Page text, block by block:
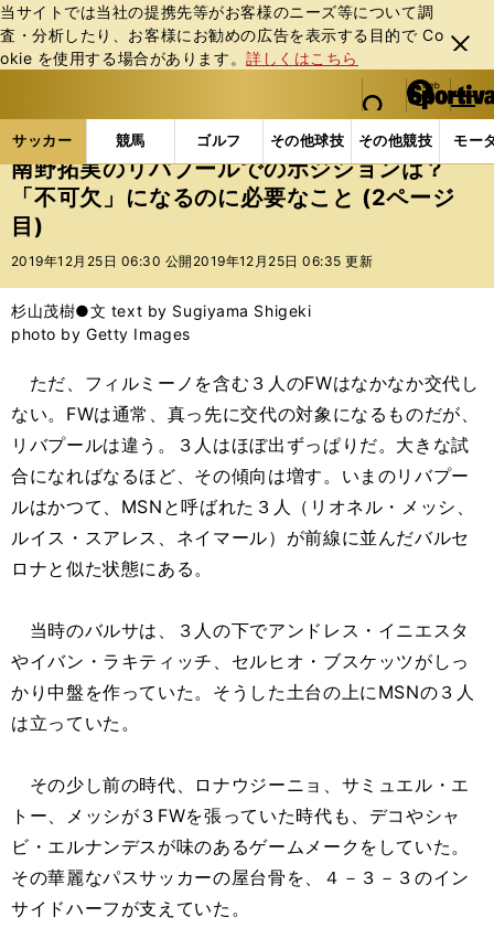
当サイトでは当社の提携先等がお客様のニーズ等について調
査・分析したり、お客様にお勧めの広告を表⽰する⽬的で Co
okie を使⽤する場合があります。詳しくはこちら
閉じ
る
web Sportiva (webスポルティーバ)
検索
マイペ
ー
ジ
メニュ
サッカー 競馬 ゴルフ その他球技 その他競技 モー
ス
ポ
ル
テ
ー
バ
サッカーの記事一覧 海外サッカー 海外サッカー
南野拓実のリバプールでのポジションは？
「不可欠」になるのに必要なこと (2ページ
目)
2019年12月25日 06:30 公開 2019年12月25日 06:35 更新
杉山茂樹●文 text by Sugiyama Shigeki
photo by Getty Images
ただ、フィルミーノを含む３人のFWはなかなか交代し
ない。FWは通常、真っ先に交代の対象になるものだが、
リバプールは違う。３人はほぼ出ずっぱりだ。大きな試
合になればなるほど、その傾向は増す。いまのリバプー
ルはかつて、MSNと呼ばれた３人（リオネル・メッシ、
ルイス・スアレス、ネイマール）が前線に並んだバルセ
ロナと似た状態にある。
当時のバルサは、３人の下でアンドレス・イニエスタ
やイバン・ラキティッチ、セルヒオ・ブスケッツがしっ
かり中盤を作っていた。そうした土台の上にMSNの３人
は立っていた。
その少し前の時代、ロナウジーニョ、サミュエル・エ
トー、メッシが３FWを張っていた時代も、デコやシャ
ビ・エルナンデスが味のあるゲームメークをしていた。
その華麗なパスサッカーの屋台骨を、４－３－３のイン
サイドハーフが支えていた。